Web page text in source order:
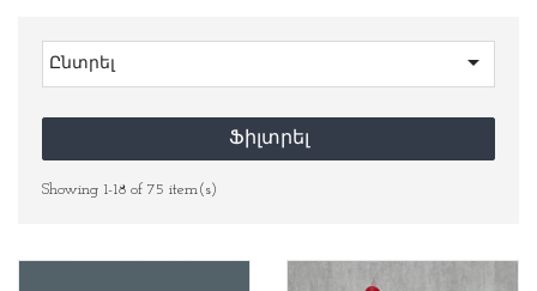
Ընտրել 
Ֆիլտրել
Showing 1-18 of 75 item(s)